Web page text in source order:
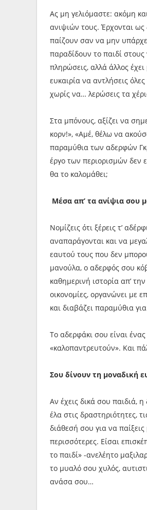
Ας μη γελιόμαστε: ακόμη
ανιψιών τους. Έρχονται ως
παίζουν σαν να μην
παραδίδουν το παιδί
πληρώσεις, αλλά άλλος
ευκαιρία να αντλήσεις
χωρίς να… λερώσεις τα
Στα μπόνους, αξίζει να
κορν!», «Αμέ, θέλω να
παραμύθια των αδερφών
έργο των περιορισμών δεν
θα το καλομάθει;
Μέσα απ’ τα ανίψια σου
Νομίζεις ότι ξέρεις τ’
αναπαράγονται και να
εαυτού τους που δεν
μανούλα, ο αδερφός σου
καθημερινή ιστορία απ’
οικονομίες, οργανώνει με
και διαβάζει παραμύθια
Το αδερφάκι σου είναι
«καλοπαντρευτούν». Και
Σου δίνουν τη μοναδική
Αν έχεις δικά σου παιδιά,
έλα στις δραστηριότητες,
διάθεσή σου για να
περισσότερες. Είσαι
το παιδί» -ανελέητο
το μυαλό σου χυλός,
ανάσα σου…